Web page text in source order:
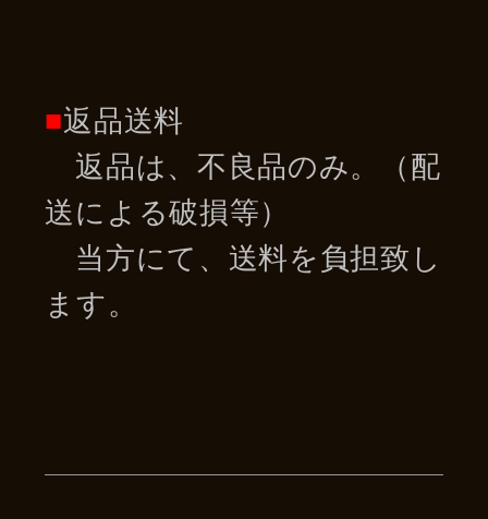
■返品送料
返品は、不良品のみ。（配
送による破損等）
当方にて、送料を負担致し
ます。